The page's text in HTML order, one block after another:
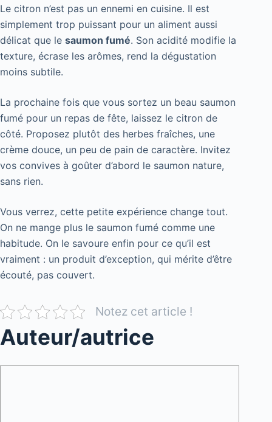
Le citron n’est pas un ennemi en cuisine. Il est
simplement trop puissant pour un aliment aussi
délicat que le saumon fumé. Son acidité modifie la
texture, écrase les arômes, rend la dégustation
moins subtile.
La prochaine fois que vous sortez un beau saumon
fumé pour un repas de fête, laissez le citron de
côté. Proposez plutôt des herbes fraîches, une
crème douce, un peu de pain de caractère. Invitez
vos convives à goûter d’abord le saumon nature,
sans rien.
Vous verrez, cette petite expérience change tout.
On ne mange plus le saumon fumé comme une
habitude. On le savoure enfin pour ce qu’il est
vraiment : un produit d’exception, qui mérite d’être
écouté, pas couvert.
Notez cet article !
Auteur/autrice